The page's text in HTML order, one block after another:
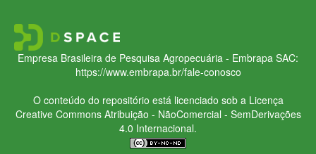
Empresa Brasileira de Pesquisa Agropecuária - Embrapa SAC:
https://www.embrapa.br/fale-conosco
O conteúdo do repositório está licenciado sob a Licença
Creative CommonsAtribuição - NãoComercial - SemDerivações
4.0 Internacional.